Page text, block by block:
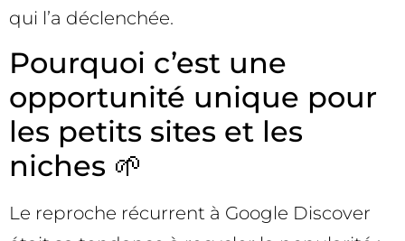
qui l’a déclenchée.
Pourquoi c’est une
opportunité unique pour
les petits sites et les
niches 🌱
Le reproche récurrent à Google Discover